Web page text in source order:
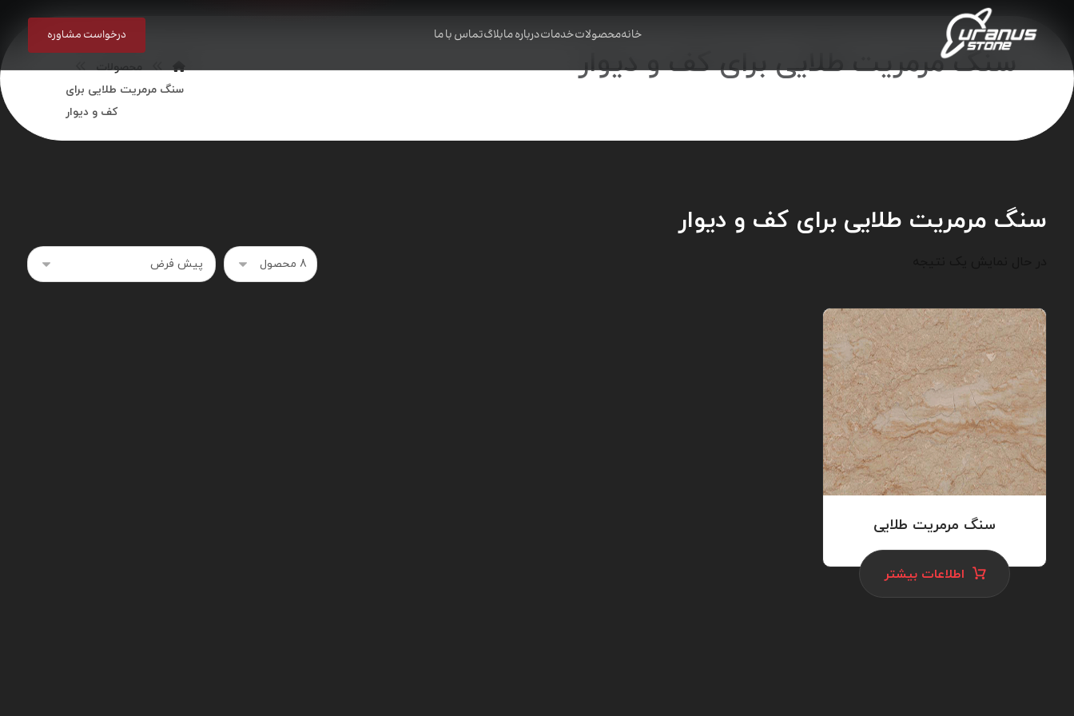
خانهمحصولاتخدماتدرباره مابلاگتماس با ما درخواست مشاوره
سنگ مرمریت طلایی برای کف و دیوار
محصولات
سنگ مرمریت طلایی برای
کف و دیوار
سنگ مرمریت طلایی برای کف و دیوار
سنگ مرمریت طلایی
اطلاعات بیشتر